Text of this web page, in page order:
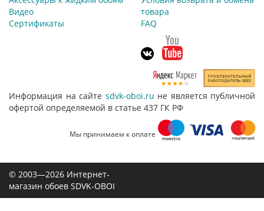
Видео
Сертификаты
товара
FAQ
Информация на сайте sdvk-oboi.ru не является публичной
офертой определяемой в статье 437 ГК РФ
Мы принимаем к оплате
© 2003—2026 Интернет-
магазин обоев SDVK-OBOI